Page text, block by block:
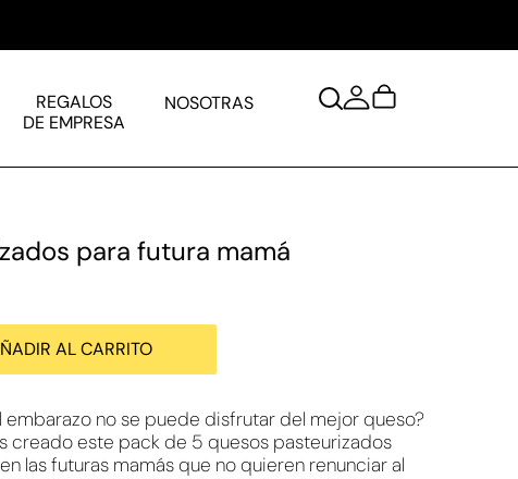
REGALOS
DE EMPRESA
NOSOTRAS
para futura mamá
AL CARRITO
no se puede disfrutar del mejor queso?
creado este pack de 5 quesos pasteurizados
las futuras mamás que no quieren renunciar al